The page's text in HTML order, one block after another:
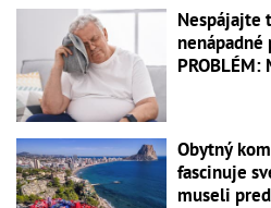
Nespájajte
Obytný
fascinuje
museli